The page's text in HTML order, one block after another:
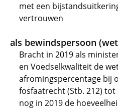
met een
vertrouwen
als bewindspersoon
Bracht in 2019 als
en Voedselkwaliteit de
afromingspercentage bij
fosfaatrecht (Stb. 212)
nog in 2019 de